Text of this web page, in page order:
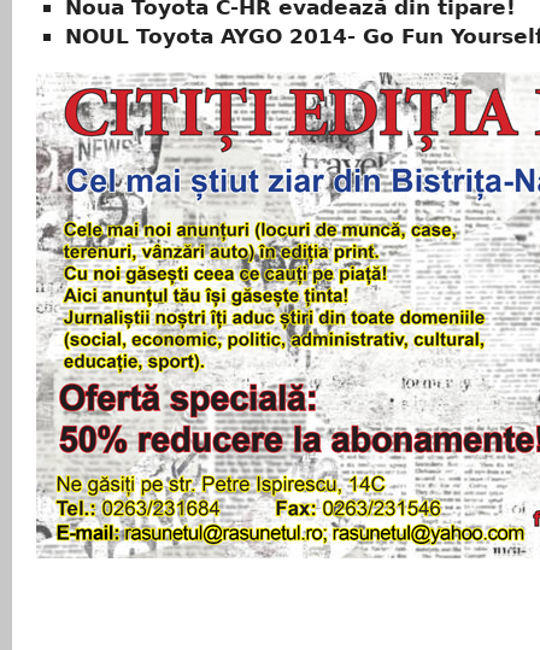
Noua Toyota C-HR evadează din tipare!
NOUL Toyota AYGO 2014- Go Fun